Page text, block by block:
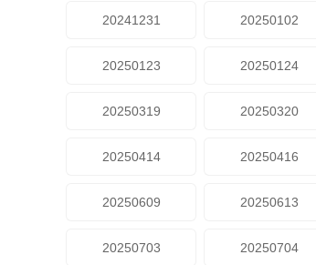
20241231 20250102
20250123 20250124
20250319 20250320
20250414 20250416
20250609 20250613
20250703 20250704